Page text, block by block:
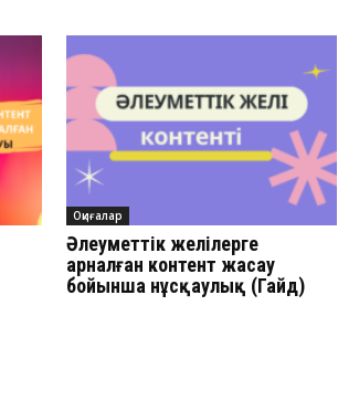
Оқиғалар
Әлеуметтік желілерге
арналған контент жасау
бойынша нұсқаулық (Гайд)